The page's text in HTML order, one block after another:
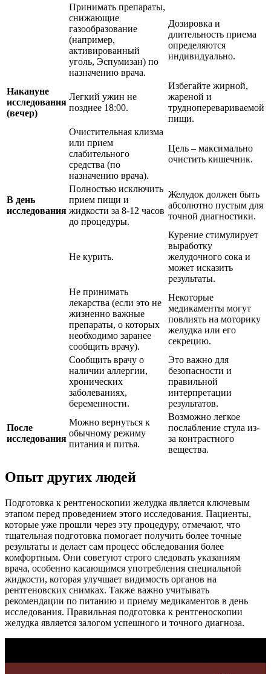
Принимать препараты,
снижающие
газообразование
(например,
активированный
уголь, Эспумизан) по
назначению врача.
Дозировка и
длительность приема
определяются
индивидуально.
Накануне
исследования
(вечер)
Легкий ужин не
позднее 18:00.
Избегайте жирной,
жареной и
трудноперевариваемой
пищи.
Очистительная клизма
или прием
слабительного
средства (по
назначению врача).
Цель – максимально
очистить кишечник.
В день
исследования
Полностью исключить
прием пищи и
жидкости за 8-12 часов
до процедуры.
Желудок должен быть
абсолютно пустым для
точной диагностики.
Не курить.
Курение стимулирует
выработку
желудочного сока и
может исказить
результаты.
Не принимать
лекарства (если это не
жизненно важные
препараты, о которых
необходимо заранее
сообщить врачу).
Некоторые
медикаменты могут
повлиять на моторику
желудка или его
секрецию.
Сообщить врачу о
наличии аллергии,
хронических
заболеваниях,
беременности.
Это важно для
безопасности и
правильной
интерпретации
результатов.
После
исследования
Можно вернуться к
обычному режиму
питания и питья.
Возможно легкое
послабление стула из-
за контрастного
вещества.
Опыт других людей
Подготовка к рентгеноскопии желудка является ключевым
этапом перед проведением этого исследования. Пациенты,
которые уже прошли через эту процедуру, отмечают, что
тщательная подготовка помогает получить более точные
результаты и делает сам процесс обследования более
комфортным. Они советуют строго следовать указаниям
врача, особенно касающимся употребления специальной
жидкости, которая улучшает видимость органов на
рентгеновских снимках. Также важно учитывать
рекомендации по питанию и приему медикаментов в день
исследования. Правильная подготовка к рентгеноскопии
желудка является залогом успешного и точного диагноза.